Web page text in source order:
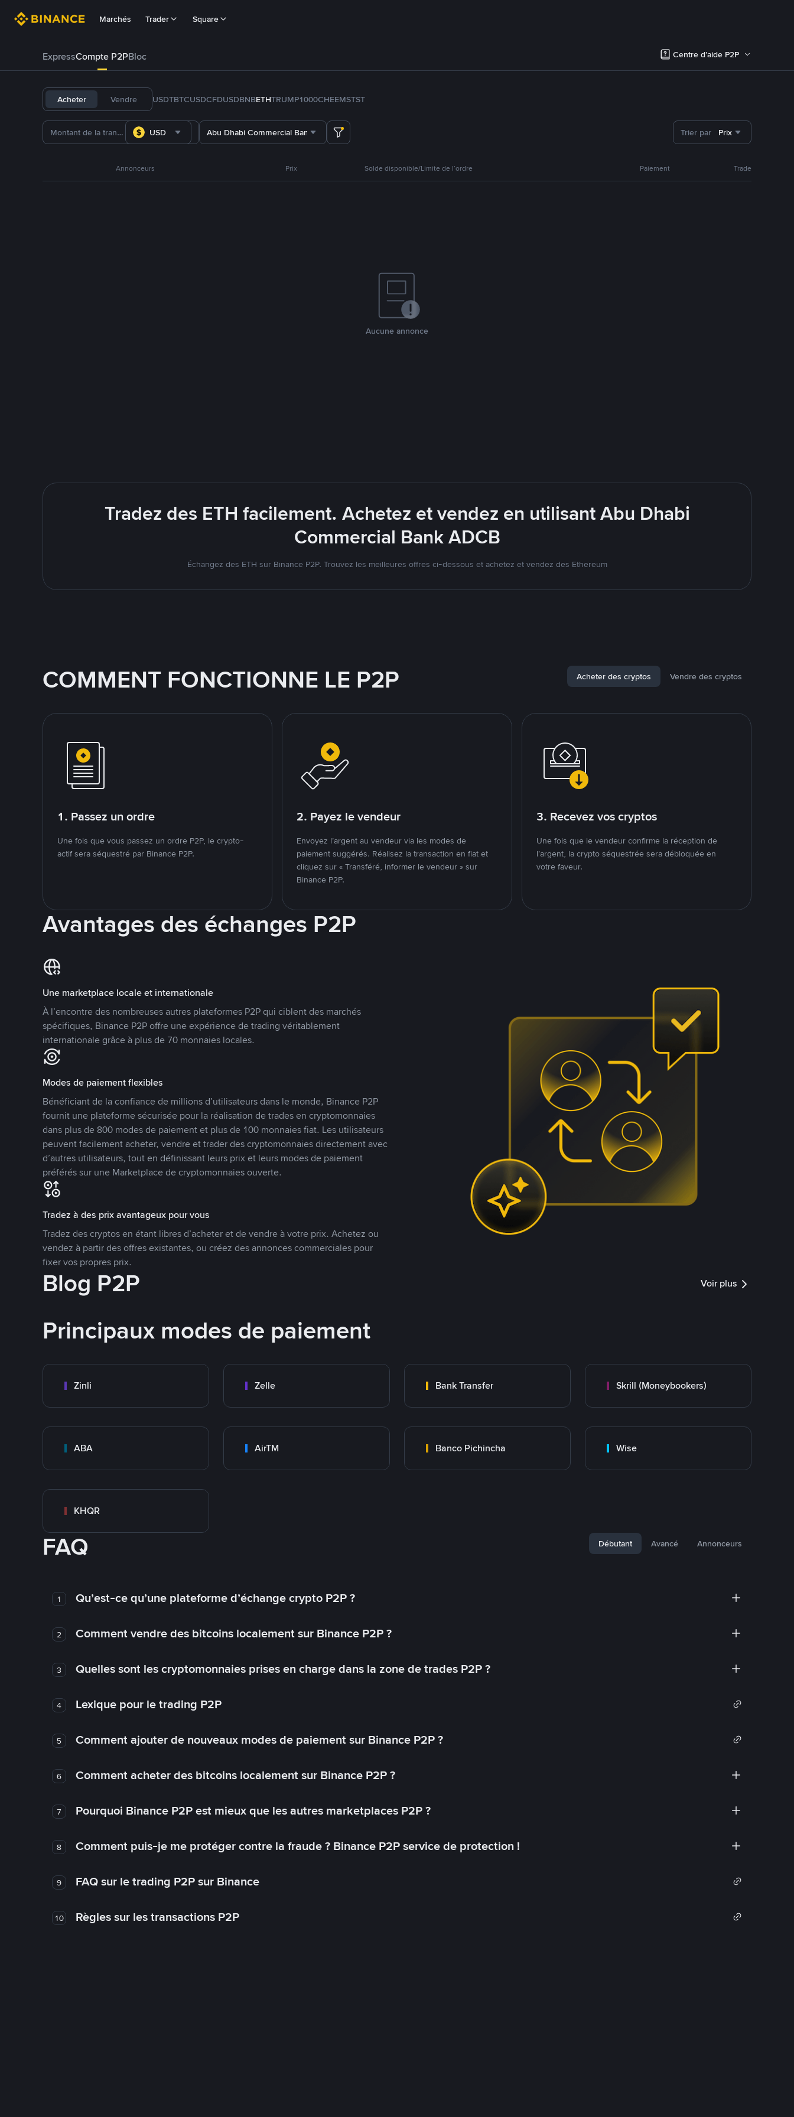
Marchés Trader Square
ExpressCompte P2PBloc Centre d’aide P2P
Acheter Vendre USDTBTCUSDCFDUSDBNBETHTRUMP1000CHEEMSTST
USD Abu Dhabi Commercial Bank ADCB Trier par Prix
Annonceurs Prix Solde disponible/Limite de l’ordre Paiement Trade
Aucune annonce
Tradez des ETH facilement. Achetez et vendez en utilisant Abu Dhabi
Commercial Bank ADCB
Échangez des ETH sur Binance P2P. Trouvez les meilleures offres ci-dessous et achetez et vendez des Ethereum
COMMENT FONCTIONNE LE P2P Acheter des cryptos Vendre des cryptos
1. Passez un ordre
Une fois que vous passez un ordre P2P, le crypto-
actif sera séquestré par Binance P2P.
2. Payez le vendeur
Envoyez l’argent au vendeur via les modes de
paiement suggérés. Réalisez la transaction en fiat et
cliquez sur « Transféré, informer le vendeur » sur
Binance P2P.
3. Recevez vos cryptos
Une fois que le vendeur confirme la réception de
l’argent, la crypto séquestrée sera débloquée en
votre faveur.
Avantages des échanges P2P
Une marketplace locale et internationale
À l’encontre des nombreuses autres plateformes P2P qui ciblent des marchés
spécifiques, Binance P2P offre une expérience de trading véritablement
internationale grâce à plus de 70 monnaies locales.
Modes de paiement flexibles
Bénéficiant de la confiance de millions d’utilisateurs dans le monde, Binance P2P
fournit une plateforme sécurisée pour la réalisation de trades en cryptomonnaies
dans plus de 800 modes de paiement et plus de 100 monnaies fiat. Les utilisateurs
peuvent facilement acheter, vendre et trader des cryptomonnaies directement avec
d’autres utilisateurs, tout en définissant leurs prix et leurs modes de paiement
préférés sur une Marketplace de cryptomonnaies ouverte.
Tradez à des prix avantageux pour vous
Tradez des cryptos en étant libres d’acheter et de vendre à votre prix. Achetez ou
vendez à partir des offres existantes, ou créez des annonces commerciales pour
fixer vos propres prix.
Blog P2P Voir plus
Principaux modes de paiement
Zinli Zelle Bank Transfer Skrill (Moneybookers)
ABA AirTM Banco Pichincha Wise
KHQR
FAQ Débutant Avancé Annonceurs
1 Qu’est-ce qu’une plateforme d’échange crypto P2P ?
2 Comment vendre des bitcoins localement sur Binance P2P ?
3 Quelles sont les cryptomonnaies prises en charge dans la zone de trades P2P ?
4 Lexique pour le trading P2P
5 Comment ajouter de nouveaux modes de paiement sur Binance P2P ?
6 Comment acheter des bitcoins localement sur Binance P2P ?
7 Pourquoi Binance P2P est mieux que les autres marketplaces P2P ?
8 Comment puis-je me protéger contre la fraude ? Binance P2P service de protection !
9 FAQ sur le trading P2P sur Binance
10 Règles sur les transactions P2P